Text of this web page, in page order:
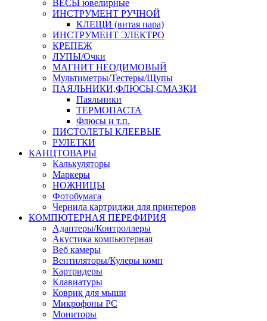
ВЕСЫ ювелирные
ИНСТРУМЕНТ РУЧНОЙ
КЛЕЩИ (витая пара)
ИНСТРУМЕНТ ЭЛЕКТРО
КРЕПЕЖ
ЛУПЫ/Очки
МАГНИТ НЕОДИМОВЫЙ
Мультиметры/Тестеры/Щупы
ПАЯЛЬНИКИ,ФЛЮСЫ,СМАЗКИ
Паяльники
ТЕРМОПАСТА
Флюсы и т.п.
ПИСТОЛЕТЫ КЛЕЕВЫЕ
РУЛЕТКИ
КАНЦТОВАРЫ
Калькуляторы
Маркеры
НОЖНИЦЫ
Фотобумага
Чернила картриджи для принтеров
КОМПЮТЕРНАЯ ПЕРЕФИРИЯ
Адаптеры/Контроллеры
Акустика компьютерная
Веб камеры
Вентиляторы/Кулеры комп
Картридеры
Клавиатуры
Коврик для мыши
Микрофоны PC
Мониторы